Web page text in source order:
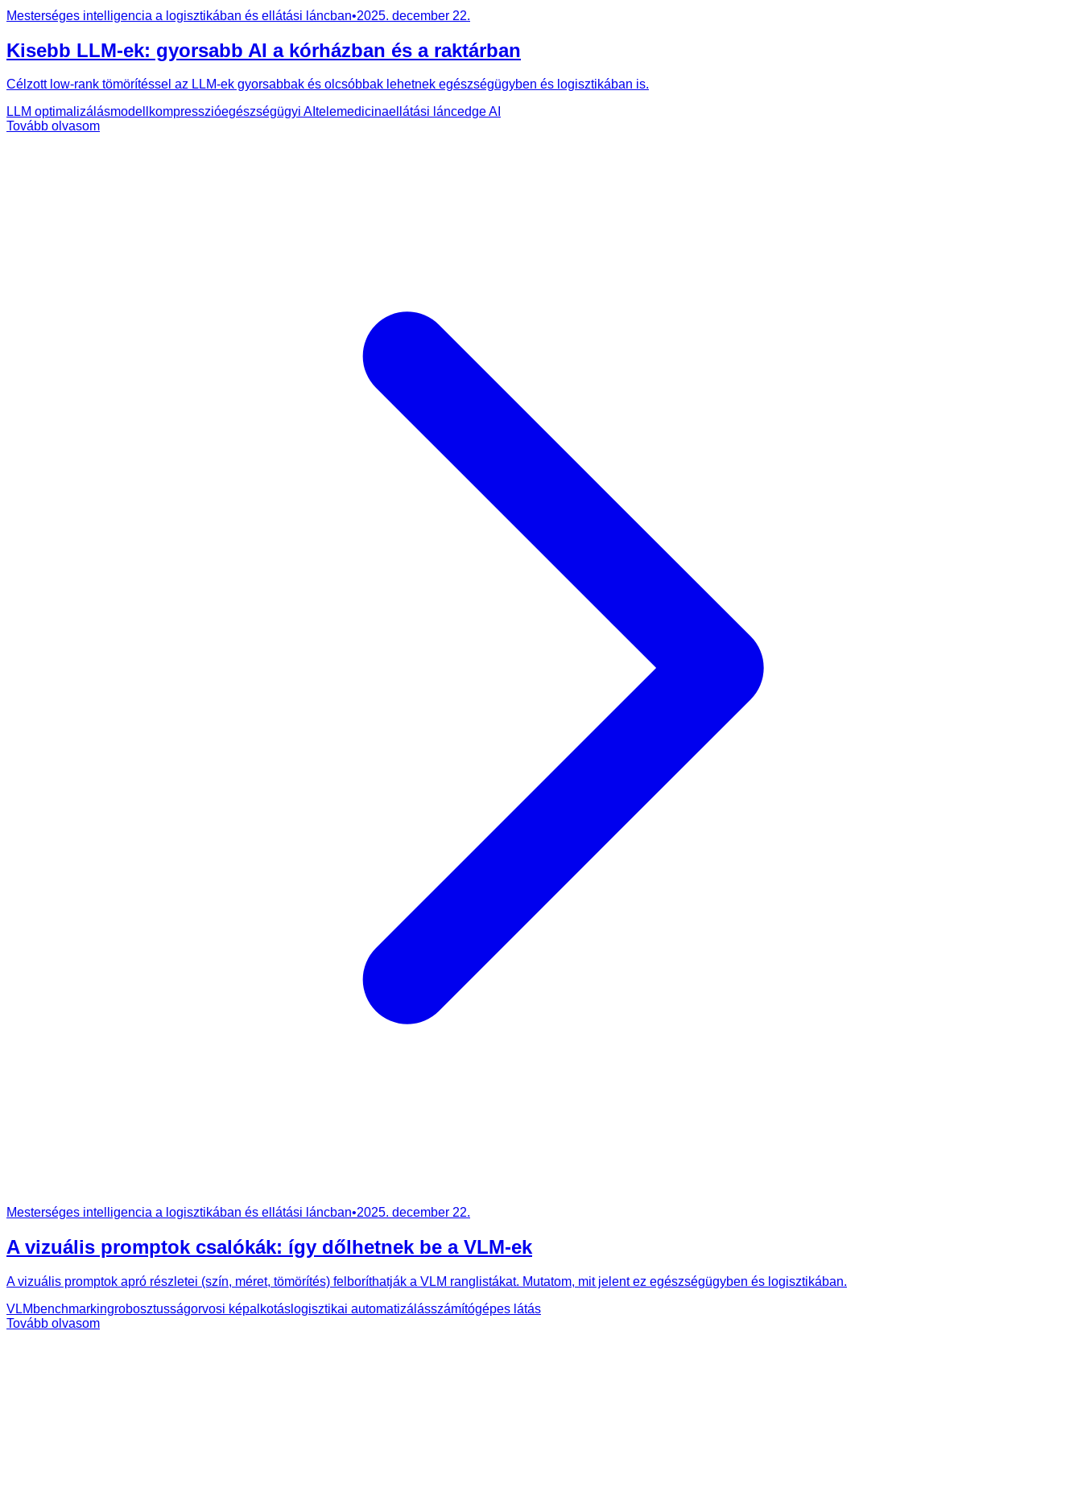
Mesterséges intelligencia a logisztikában és ellátási láncban•2025. december 22.
Kisebb LLM-ek: gyorsabb AI a kórházban és a raktárban
Célzott low-rank tömörítéssel az LLM-ek gyorsabbak és olcsóbbak lehetnek egészségügyben és logisztikában is.
LLM optimalizálásmodellkompresszióegészségügyi AI telemedicinaellátási láncedge AI
Tovább olvasom
Mesterséges intelligencia a logisztikában és ellátási láncban•2025. december 22.
A vizuális promptok csalókák: így dőlhetnek be a VLM-ek
A vizuális promptok apró részletei (szín, méret, tömörítés) felboríthatják a VLM ranglistákat. Mutatom, mit jelent ez egészségügyben és logisztikában.
VLM benchmarkingrobosztusságorvosi képalkotás logisztikai automatizálásszámítógépes látás
Tovább olvasom